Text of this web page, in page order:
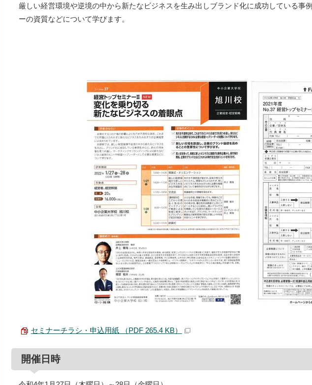
厳しい経営環境や逆境の中から新たなビジネスを生み出しブランド化に成功している事
ーの資質などについて学びます。
セミナーチラシ・申込用紙 （PDF 265.4 KB）
開催日時